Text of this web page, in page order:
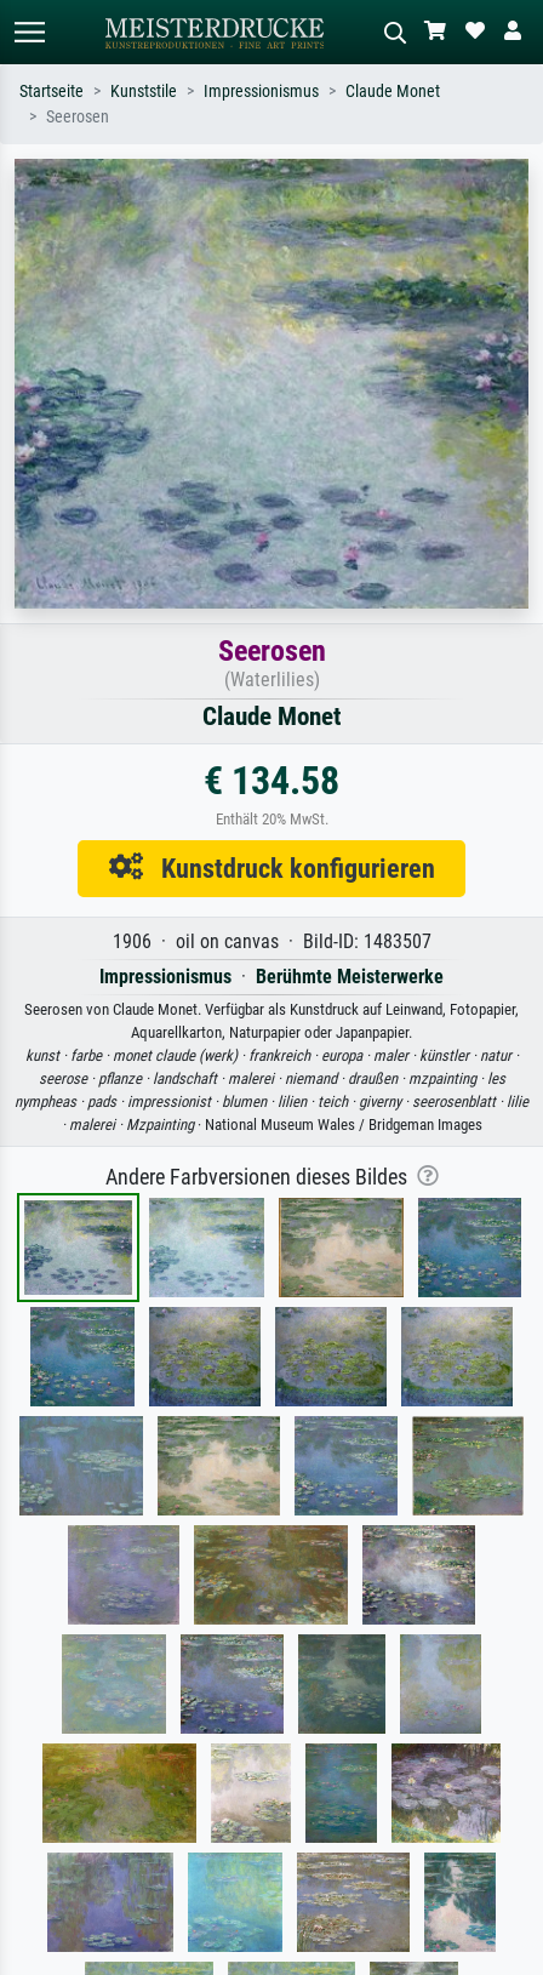
Suchen Sie nach Künstlern, Werktiteln
oder Stilen – z.B. Monet,
Sternennacht, Impressionismus, Welle
Hokusai, Akt.
Beschreiben Sie die Szene – z.B. Grüne
Wiese, Abstrakt mit viel Rot, Dunkles
Ölgemälde, Stehender Akt neben einem
Baum.
Startseite Kunststile Impressionismus
Claude Monet
Seerosen
Seerosen
(Waterlilies)
Claude Monet
€ 134.58
Enthält 20% MwSt.
Kunstdruck konfigurieren
1906 · oil on canvas · Bild-ID: 1483507
Impressionismus · Berühmte Meisterwerke
Seerosen von Claude Monet. Verfügbar als Kunstdruck auf Leinwand, Fotopapier,
Aquarellkarton, Naturpapier oder Japanpapier.
kunst · farbe · monet claude (werk) · frankreich · europa · maler · künstler · natur ·
seerose · pflanze · landschaft · malerei · niemand · draußen · mzpainting · les
nympheas · pads · impressionist · blumen · lilien · teich · giverny · seerosenblatt · lilie
· malerei · Mzpainting· National Museum Wales / Bridgeman Images
Andere Farbversionen dieses Bildes